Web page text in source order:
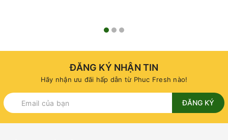
ĐĂNG KÝ NHẬN TIN
Hãy nhận ưu đãi hấp dẫn từ Phuc Fresh nào!
ĐĂNG KÝ